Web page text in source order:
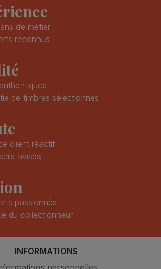
de métier
reconnus
de timbres sélectionnés
client réactif
avisés
passionnés
du collectionneur
INFORMATIONS